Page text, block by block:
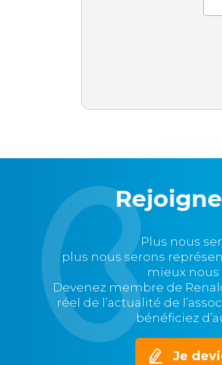
Plus nous
plus nous serons
mieux nous
Devenez membre de
réel de l’actualité de
bénéficiez
Je